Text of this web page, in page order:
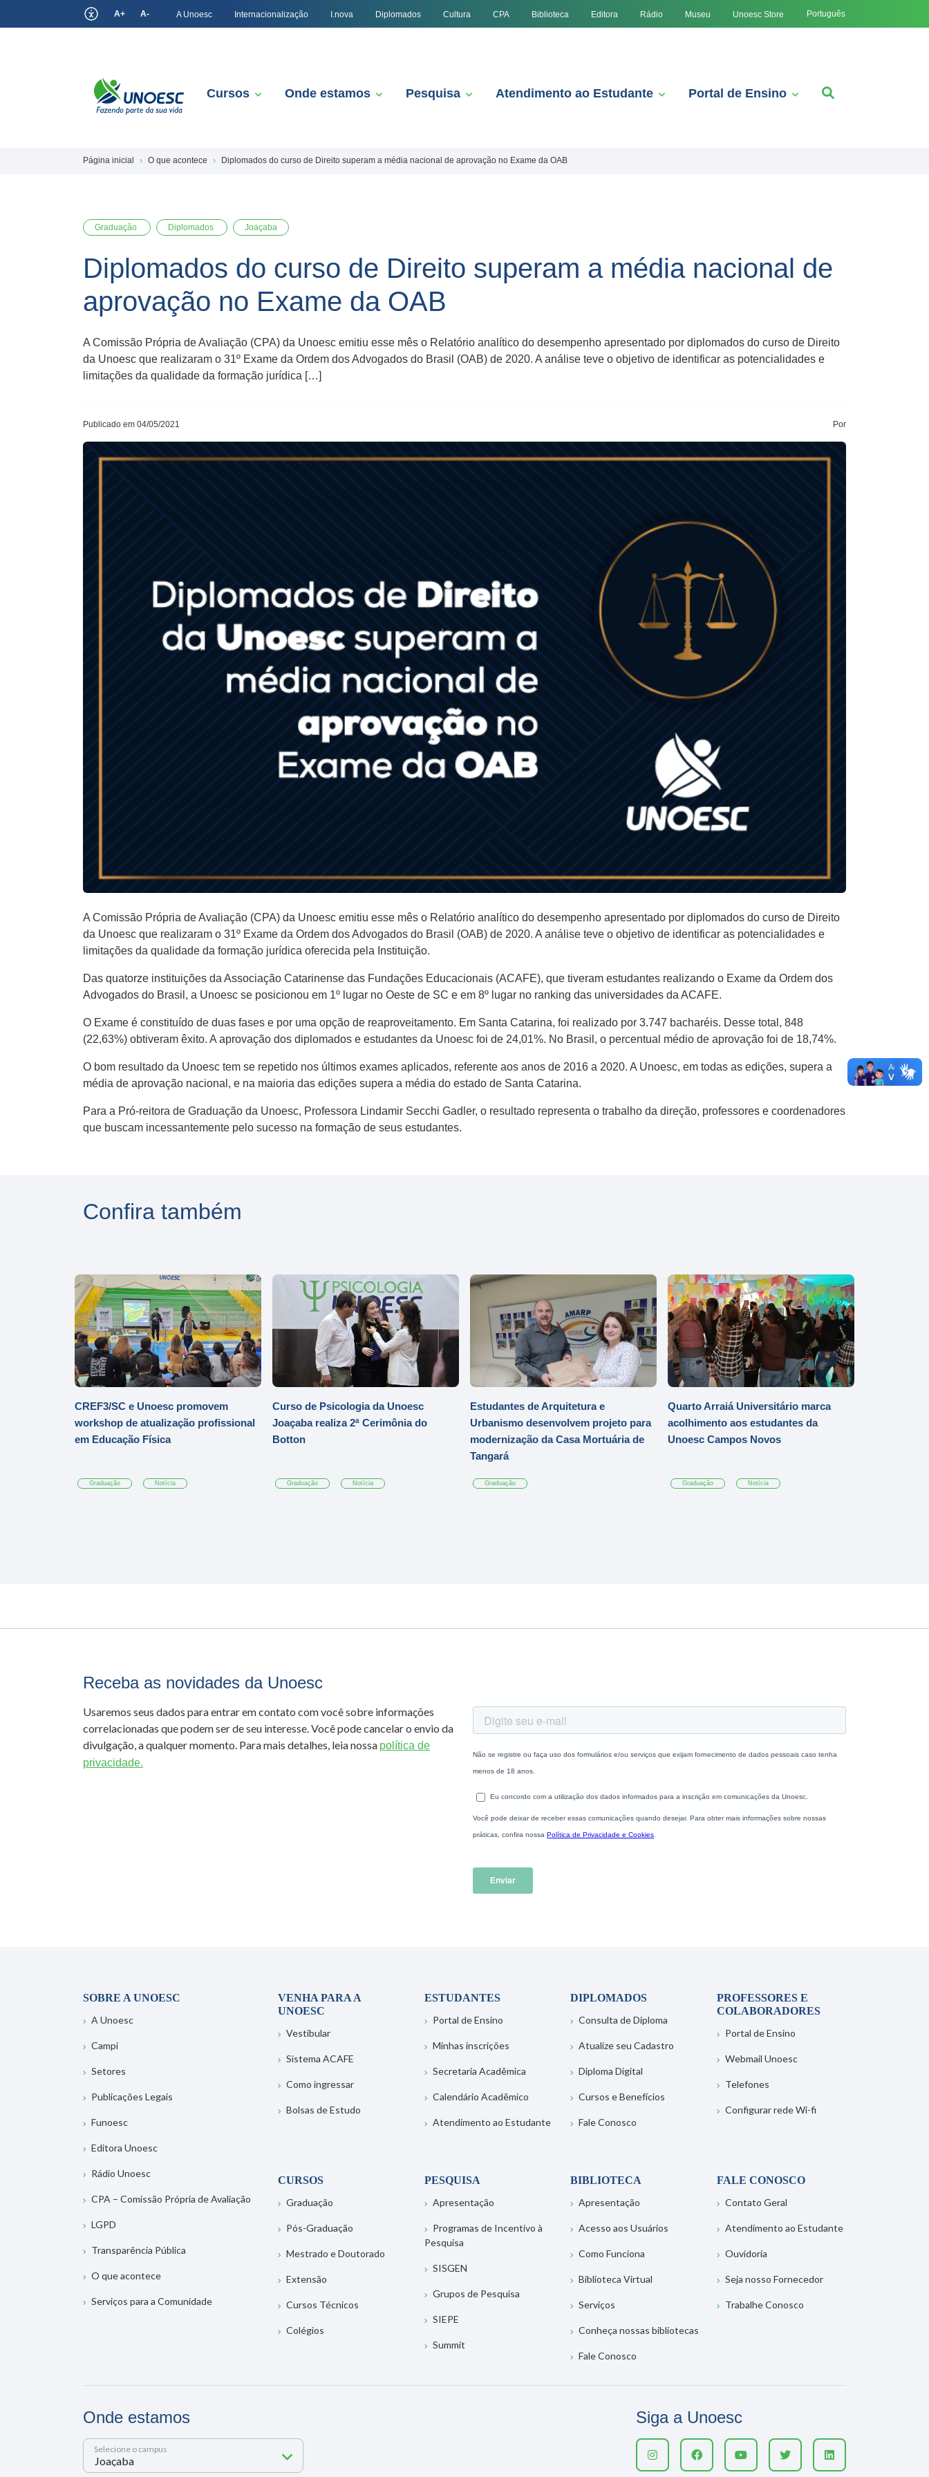
A+ A- A Unoesc Internacionalização I.nova Diplomados Cultura CPA Biblioteca Editora Rádio Museu Unoesc Store Português
Cursos Onde estamos Pesquisa Atendimento ao Estudante Portal de Ensino
Página inicial O que acontece Diplomados do curso de Direito superam a média nacional de aprovação no Exame da OAB
Graduação Diplomados Joaçaba
Diplomados do curso de Direito superam a média nacional de
aprovação no Exame da OAB
A Comissão Própria de Avaliação (CPA) da Unoesc emitiu esse mês o Relatório analítico do desempenho apresentado por diplomados do curso de Direito
da Unoesc que realizaram o 31º Exame da Ordem dos Advogados do Brasil (OAB) de 2020. A análise teve o objetivo de identificar as potencialidades e
limitações da qualidade da formação jurídica […]
Publicado em 04/05/2021 Por
A Comissão Própria de Avaliação (CPA) da Unoesc emitiu esse mês o Relatório analítico do desempenho apresentado por diplomados do curso de Direito
da Unoesc que realizaram o 31º Exame da Ordem dos Advogados do Brasil (OAB) de 2020. A análise teve o objetivo de identificar as potencialidades e
limitações da qualidade da formação jurídica oferecida pela Instituição.
Das quatorze instituições da Associação Catarinense das Fundações Educacionais (ACAFE), que tiveram estudantes realizando o Exame da Ordem dos
Advogados do Brasil, a Unoesc se posicionou em 1º lugar no Oeste de SC e em 8º lugar no ranking das universidades da ACAFE.
O Exame é constituído de duas fases e por uma opção de reaproveitamento. Em Santa Catarina, foi realizado por 3.747 bacharéis. Desse total, 848
(22,63%) obtiveram êxito. A aprovação dos diplomados e estudantes da Unoesc foi de 24,01%. No Brasil, o percentual médio de aprovação foi de 18,74%.
O bom resultado da Unoesc tem se repetido nos últimos exames aplicados, referente aos anos de 2016 a 2020. A Unoesc, em todas as edições, supera a
média de aprovação nacional, e na maioria das edições supera a média do estado de Santa Catarina.
Para a Pró-reitora de Graduação da Unoesc, Professora Lindamir Secchi Gadler, o resultado representa o trabalho da direção, professores e coordenadores
que buscam incessantemente pelo sucesso na formação de seus estudantes.
Confira também
CREF3/SC e Unoesc promovem
workshop de atualização profissional
em Educação Física
Graduação Notícia
Curso de Psicologia da Unoesc
Joaçaba realiza 2ª Cerimônia do
Botton
Graduação Notícia
Estudantes de Arquitetura e
Urbanismo desenvolvem projeto para
modernização da Casa Mortuária de
Tangará
Graduação
Quarto Arraiá Universitário marca
acolhimento aos estudantes da
Unoesc Campos Novos
Graduação Notícia
Receba as novidades da Unoesc
Usaremos seus dados para entrar em contato com você sobre informações
correlacionadas que podem ser de seu interesse. Você pode cancelar o envio da
divulgação, a qualquer momento. Para mais detalhes, leia nossa política de
privacidade.
SOBRE A UNOESC
A Unoesc
Campi
Setores
Publicações Legais
Funoesc
Editora Unoesc
Rádio Unoesc
CPA – Comissão Própria de Avaliação
LGPD
Transparência Pública
O que acontece
Serviços para a Comunidade
VENHA PARA A
UNOESC
Vestibular
Sistema ACAFE
Como ingressar
Bolsas de Estudo
ESTUDANTES
Portal de Ensino
Minhas inscrições
Secretaria Acadêmica
Calendário Acadêmico
Atendimento ao Estudante
DIPLOMADOS
Consulta de Diploma
Atualize seu Cadastro
Diploma Digital
Cursos e Benefícios
Fale Conosco
PROFESSORES E
COLABORADORES
Portal de Ensino
Webmail Unoesc
Telefones
Configurar rede Wi-fi
CURSOS
Graduação
Pós-Graduação
Mestrado e Doutorado
Extensão
Cursos Técnicos
Colégios
PESQUISA
Apresentação
Programas de Incentivo à
Pesquisa
SISGEN
Grupos de Pesquisa
SIEPE
Summit
BIBLIOTECA
Apresentação
Acesso aos Usuários
Como Funciona
Biblioteca Virtual
Serviços
Conheça nossas bibliotecas
Fale Conosco
FALE CONOSCO
Contato Geral
Atendimento ao Estudante
Ouvidoria
Seja nosso Fornecedor
Trabalhe Conosco
Onde estamos
Selecione o campus
Siga a Unoesc